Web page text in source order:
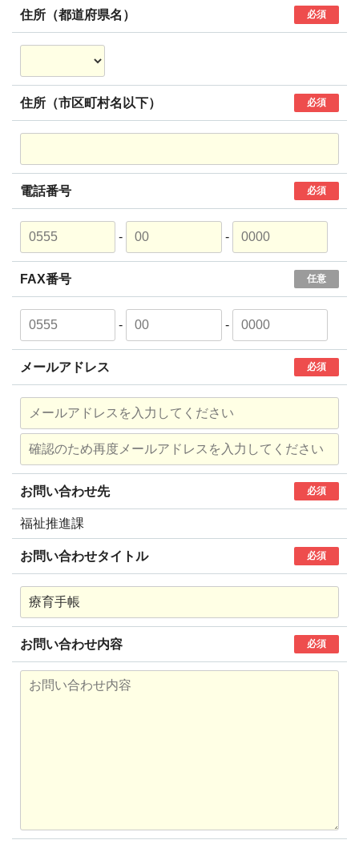
住所（都道府県名） 必須
住所（市区町村名以下） 必須
電話番号 必須
- -
FAX番号 任意
- -
メールアドレス 必須
お問い合わせ先 必須
福祉推進課
お問い合わせタイトル 必須
お問い合わせ内容 必須